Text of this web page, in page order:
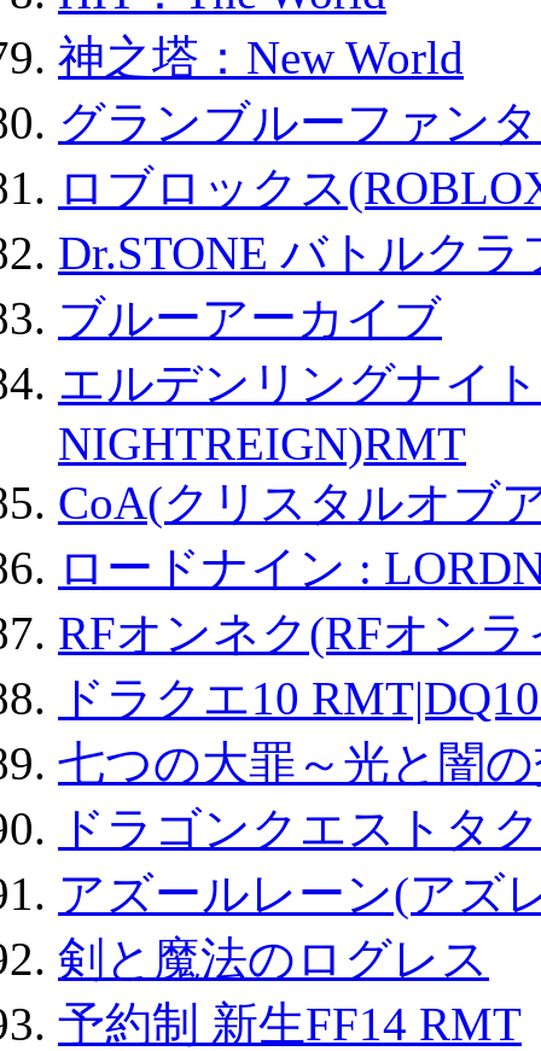
神之塔：New World
グランブルーファン
ロブロックス
Dr.STONE バトルク
ブルーアーカイブ
エルデンリングナイ
NIGHTREIGN)RMT
CoA(クリスタルオブ
ロードナイン :
RFオンネク(RFオン
ドラクエ10
七つの大罪～光と闇
ドラゴンクエストタ
アズールレーン(アズ
剣と魔法のログレス
予約制 新生FF14 RMT